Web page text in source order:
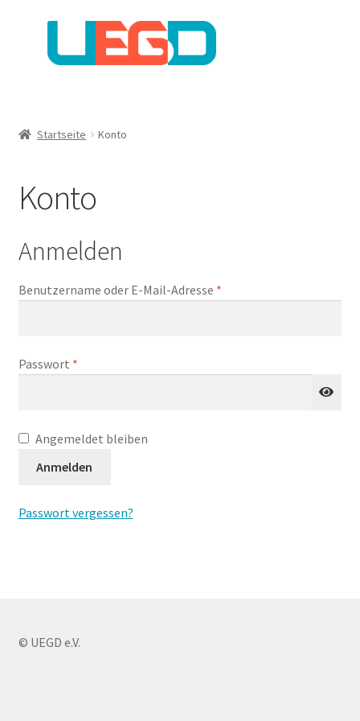
Startseite Konto
Konto
Anmelden
Benutzername oder E-Mail-Adresse *Erforderlich
Passwort *Erforderlich
Angemeldet bleiben
Anmelden
Passwort vergessen?
© UEGD e.V.